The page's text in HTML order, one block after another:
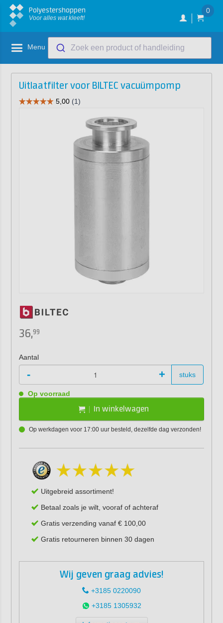
Polyestershoppen
Voor alles wat kleeft!
0
Menu Zoek een product of handleiding
Uitlaatfilter voor BILTEC vacuümpomp
36,99
Aantal
- + stuks
Op voorraad
In winkelwagen
Op werkdagen voor 17:00 uur besteld, dezelfde dag verzonden!
Uitgebreid assortiment!
Betaal zoals je wilt, vooraf of achteraf
Gratis verzending vanaf € 100,00
Gratis retourneren binnen 30 dagen
Wij geven graag advies!
+3185 0220090
+3185 1305932